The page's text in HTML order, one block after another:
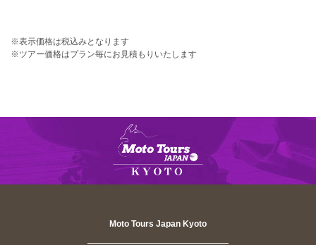
※表示価格は税込みとなります
※ツアー価格はプラン毎にお見積もりいたします
Moto Tours Japan Kyoto